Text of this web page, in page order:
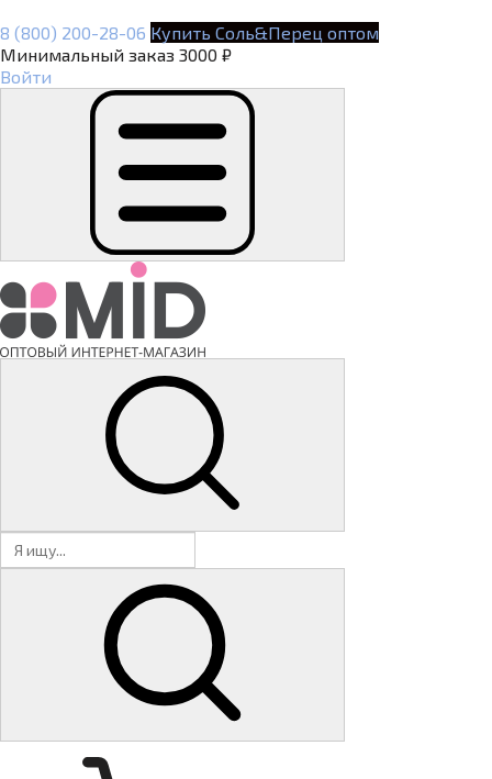
8 (800) 200-28-06 Купить Соль&Перец оптом
Минимальный заказ 3000 ₽
Войти